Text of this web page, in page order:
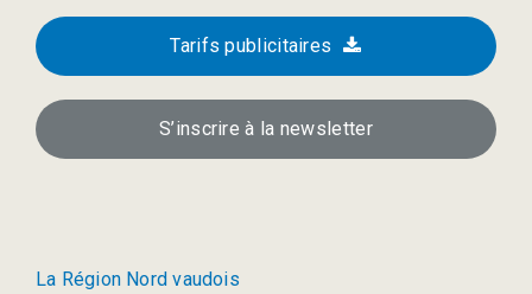
Tarifs publicitaires
S’inscrire à la newsletter
La Région Nord vaudois